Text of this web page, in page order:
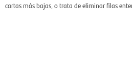
cartas más bajas, o trata de eliminar filas